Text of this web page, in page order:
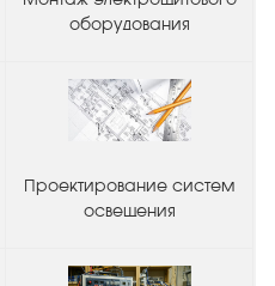
оборудования
Проектирование систем
освещения